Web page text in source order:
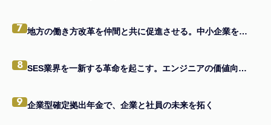
7 地方の働き方改革を仲間と共に促進させる。中小企業を元気にする四代目社長のビジョン。
8 SES業界を一新する革命を起こす。エンジニアの価値向上を掲げる、エンジニアファースト企業。
9 企業型確定拠出年金で、企業と社員の未来を拓く